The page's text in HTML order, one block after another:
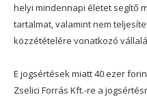
helyi mindennapi életet segítő
tartalmat, valamint nem
közzétételére vonatkozó
E jogsértések miatt 40 ezer
Zselici Forrás Kft.-re a